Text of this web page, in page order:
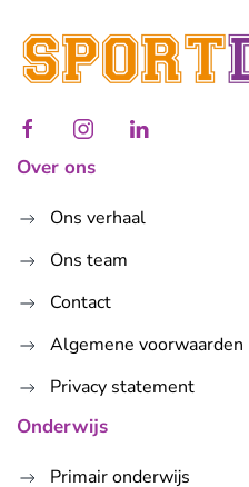
Over ons
Ons verhaal
Ons team
Contact
Algemene voorwaarden
Privacy statement
Onderwijs
Primair onderwijs